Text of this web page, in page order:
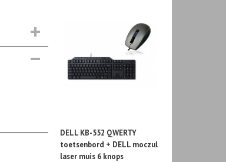
DELL KB-552 QWERTY
toetsenbord + DELL moczul
laser muis 6 knops